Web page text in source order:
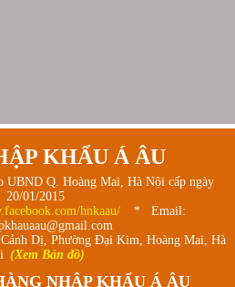
KHẨU Á ÂU
UBND Q. Hoàng Mai, Hà Nội cấp ngày
20/01/2015
hnkaau/
* Email:
Dị, Phường Đại Kim, Hoàng Mai, Hà
(Xem Bản đồ)
NHẬP KHẨU Á ÂU